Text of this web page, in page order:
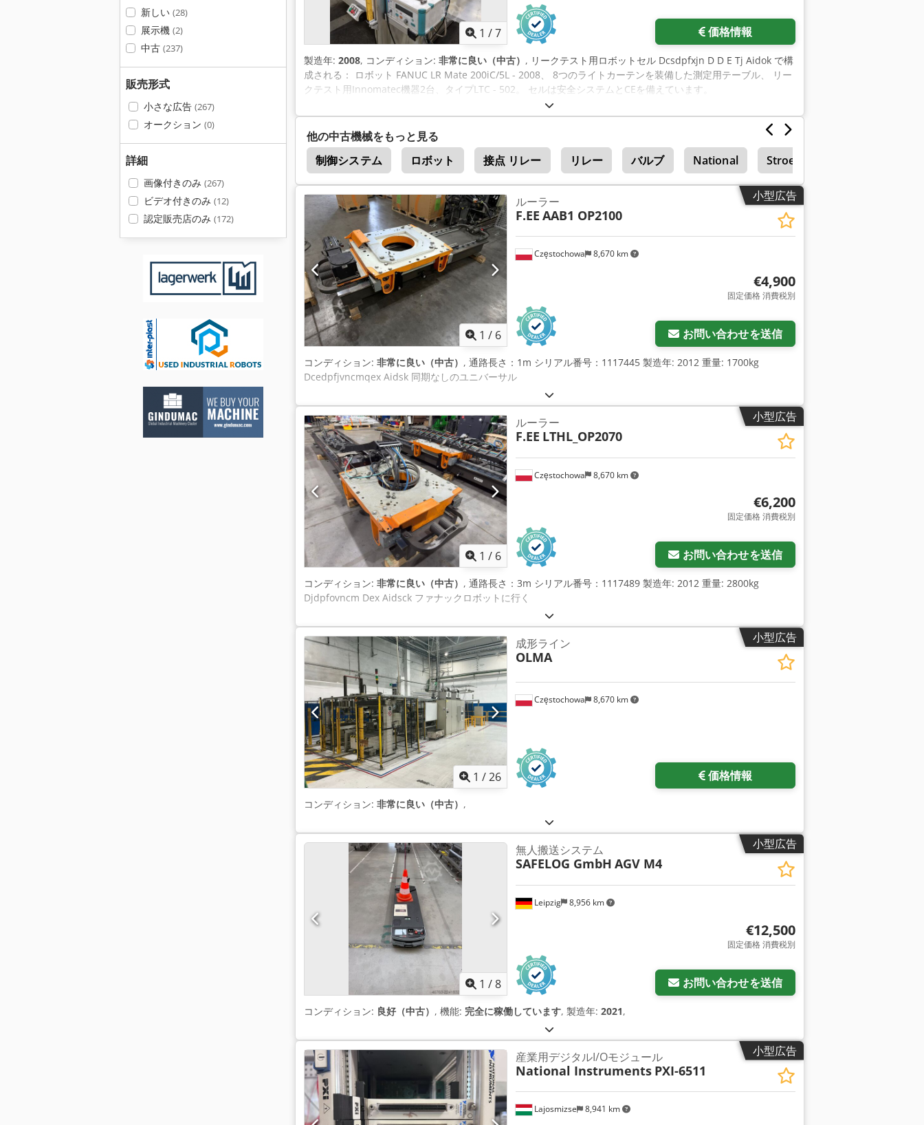
新しい (28)
展示機 (2)
中古 (237)
販売形式
小さな広告 (267)
オークション (0)
詳細
画像付きのみ (267)
ビデオ付きのみ (12)
認定販売店のみ (172)
1 /7 価格情報
製造年: 2008, コンディション: 非常に良い（中古） , リークテスト用ロボットセル Dcsdpfxjn D D E Tj Aidok で構
成される： ロボット FANUC LR Mate 200iC/5L - 2008、 8つのライトカーテンを装備した測定用テーブル、 リー
クテスト用Innomatec機器2台、タイプLTC - 502。 セルは安全システムとCEを備えています。
他の中古機械をもっと見る
制御システム
ロボット 接点 リレー リレー バルブ National Stroehlein Instruments
高速 ルーター
小型広告
1 / 6
Częstochowa 8,670 km
ルーラー
F.EE AAB1 OP2100
€4,900
固定価格 消費税別
お問い合わせを送信
コンディション: 非常に良い（中古） , 通路長さ：1m シリアル番号：1117445 製造年: 2012 重量: 1700kg
Dcedpfjvncmqex Aidsk 同期なしのユニバーサル
小型広告
1 / 6
Częstochowa 8,670 km
ルーラー
F.EE LTHL_OP2070
€6,200
固定価格 消費税別
お問い合わせを送信
コンディション: 非常に良い（中古） , 通路長さ：3m シリアル番号：1117489 製造年: 2012 重量: 2800kg
Djdpfovncm Dex Aidsck ファナックロボットに行く
小型広告
1 /26
Częstochowa 8,670 km
成形ライン
OLMA
価格情報
コンディション: 非常に良い（中古） ,
小型広告
1 /8
Leipzig 8,956 km
無人搬送システム
SAFELOG GmbH AGV M4
€12,500
固定価格 消費税別
お問い合わせを送信
コンディション: 良好（中古） , 機能: 完全に稼働しています, 製造年: 2021,
小型広告
Lajosmizse 8,941 km
産業用デジタルI/Oモジュール
National Instruments PXI-6511